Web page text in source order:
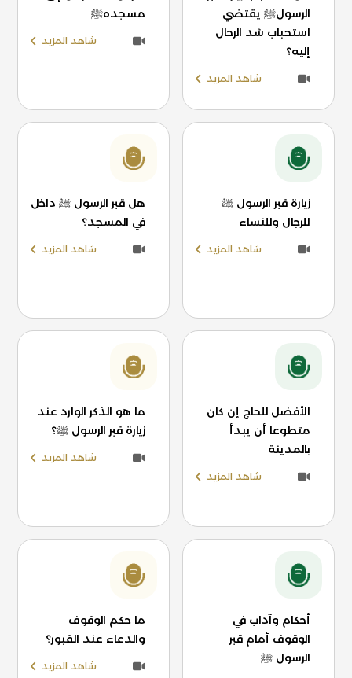
الرسولﷺ يقتضي
استحباب شد الرحال
إليه؟
شاهد المزيد
مسجدهﷺ
شاهد المزيد
زيارة قبر الرسول ﷺ
للرجال وللنساء
شاهد المزيد
هل قبر الرسول ﷺ داخل
في المسجد؟
شاهد المزيد
الأفضل للحاج إن كان
متطوعا أن يبدأ
بالمدينة
شاهد المزيد
ما هو الذكر الوارد عند
زيارة قبر الرسول ﷺ؟
شاهد المزيد
أحكام وآداب في
الوقوف أمام قبر
الرسول ﷺ
ما حكم الوقوف
والدعاء عند القبور؟
شاهد المزيد